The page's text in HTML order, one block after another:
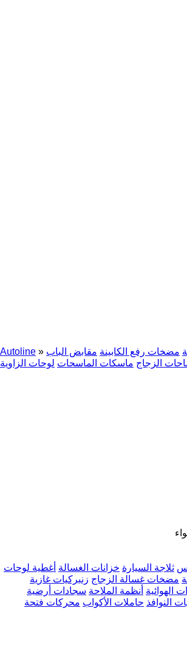
Autoline » مضخات رفع الكابينة مقابض الباب
الزجاج ماسكات الماسحات لوحات الزاوية
ثلاجة السيارة خزانات الغسالة أغطية لوحات
مضخات غسالة الزجاج زنبركيات غازية
الهوائية أنظمة الملاحة سجادات أرضية
النوافذ حاملات الأكواب محركات فتحة